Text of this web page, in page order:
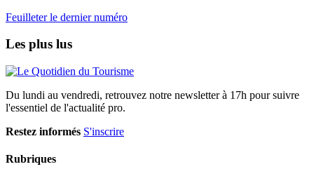
Feuilleter le dernier numéro
Les plus lus
Du lundi au vendredi, retrouvez notre newsletter à 17h pour suivre
l'essentiel de l'actualité pro.
Restez informés S'inscrire
Rubriques